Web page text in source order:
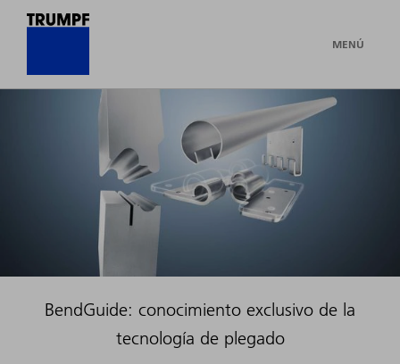
MENÚ
BendGuide: conocimiento exclusivo de la
tecnología de plegado